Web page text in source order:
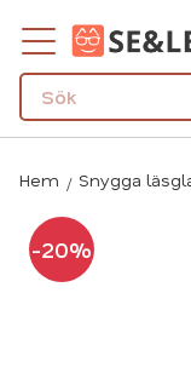
Meny
Hem Snygga
20%